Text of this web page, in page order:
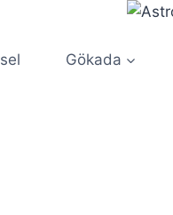
Gökada